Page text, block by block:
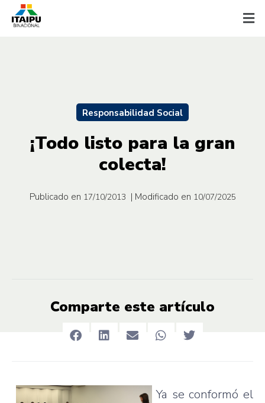
Responsabilidad Social
¡Todo listo para la gran
colecta!
Publicado en 17/10/2013 | Modificado en 10/07/2025
Comparte este artículo
Ya se conformó el